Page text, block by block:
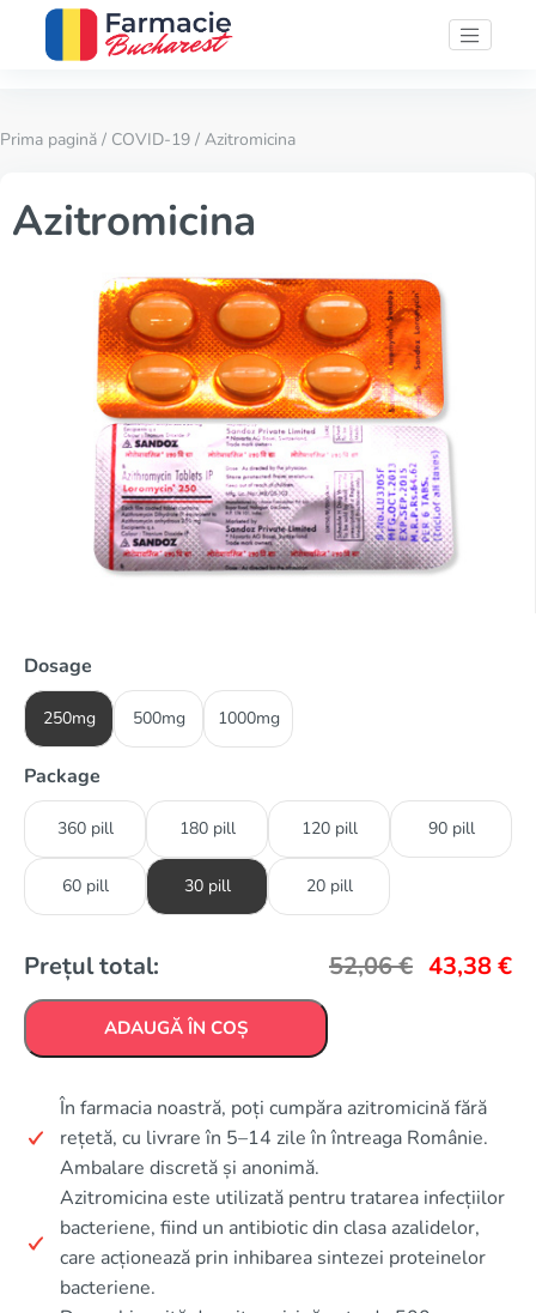
Prima pagină / COVID-19 / Azitromicina
Azitromicina
Dosage
250mg 500mg 1000mg
Package
360 pill 180 pill 120 pill 90 pill
60 pill 30 pill 20 pill
Prețul total: 52,06€ 43,38€
ADAUGĂ ÎN COȘ
În farmacia noastră, poți cumpăra azitromicină fără
rețetă, cu livrare în 5–14 zile în întreaga Românie.
Ambalare discretă și anonimă.
Azitromicina este utilizată pentru tratarea infecțiilor
bacteriene, fiind un antibiotic din clasa azalidelor,
care acționează prin inhibarea sintezei proteinelor
bacteriene.